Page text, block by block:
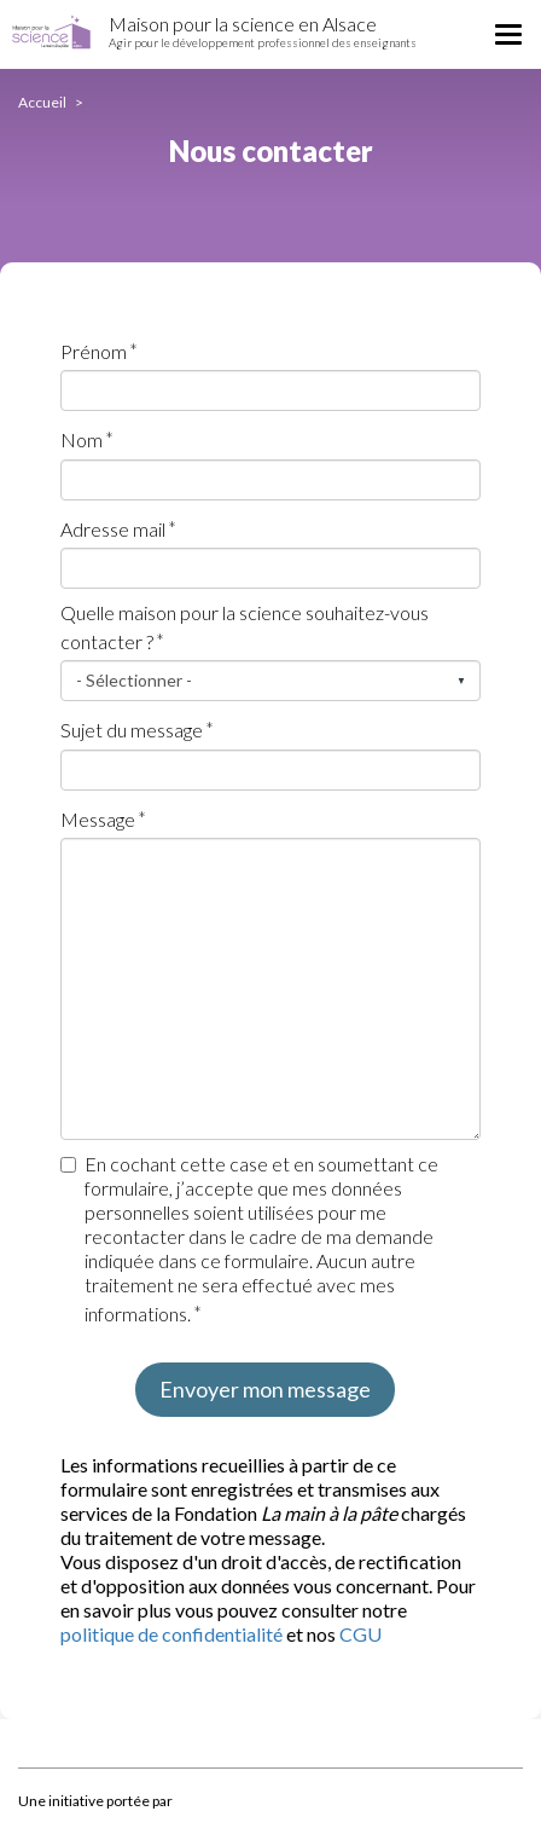
contacter
au
Maison pour la science en Alsace
Agir pour le développement professionnel des enseignants
Accueil
Nous contacter
Prénom
Nom
Adresse mail
Quelle maison pour la science souhaitez-vous
contacter ?
Sujet du message
Message
En cochant cette case et en soumettant ce
formulaire, j’accepte que mes données
personnelles soient utilisées pour me
recontacter dans le cadre de ma demande
indiquée dans ce formulaire. Aucun autre
traitement ne sera effectué avec mes
informations.
Envoyer mon message
Les informations recueillies à partir de ce
formulaire sont enregistrées et transmises aux
services de la Fondation La main à la pâtechargés
du traitement de votre message.
Vous disposez d'un droit d'accès, de rectification
et d'opposition aux données vous concernant. Pour
en savoir plus vous pouvez consulter notre
politique de confidentialitéet nos CGU
Une initiative portée par